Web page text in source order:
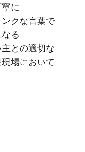
に​
クな​言葉で​
る​
との​適切な​
場に​おいて​